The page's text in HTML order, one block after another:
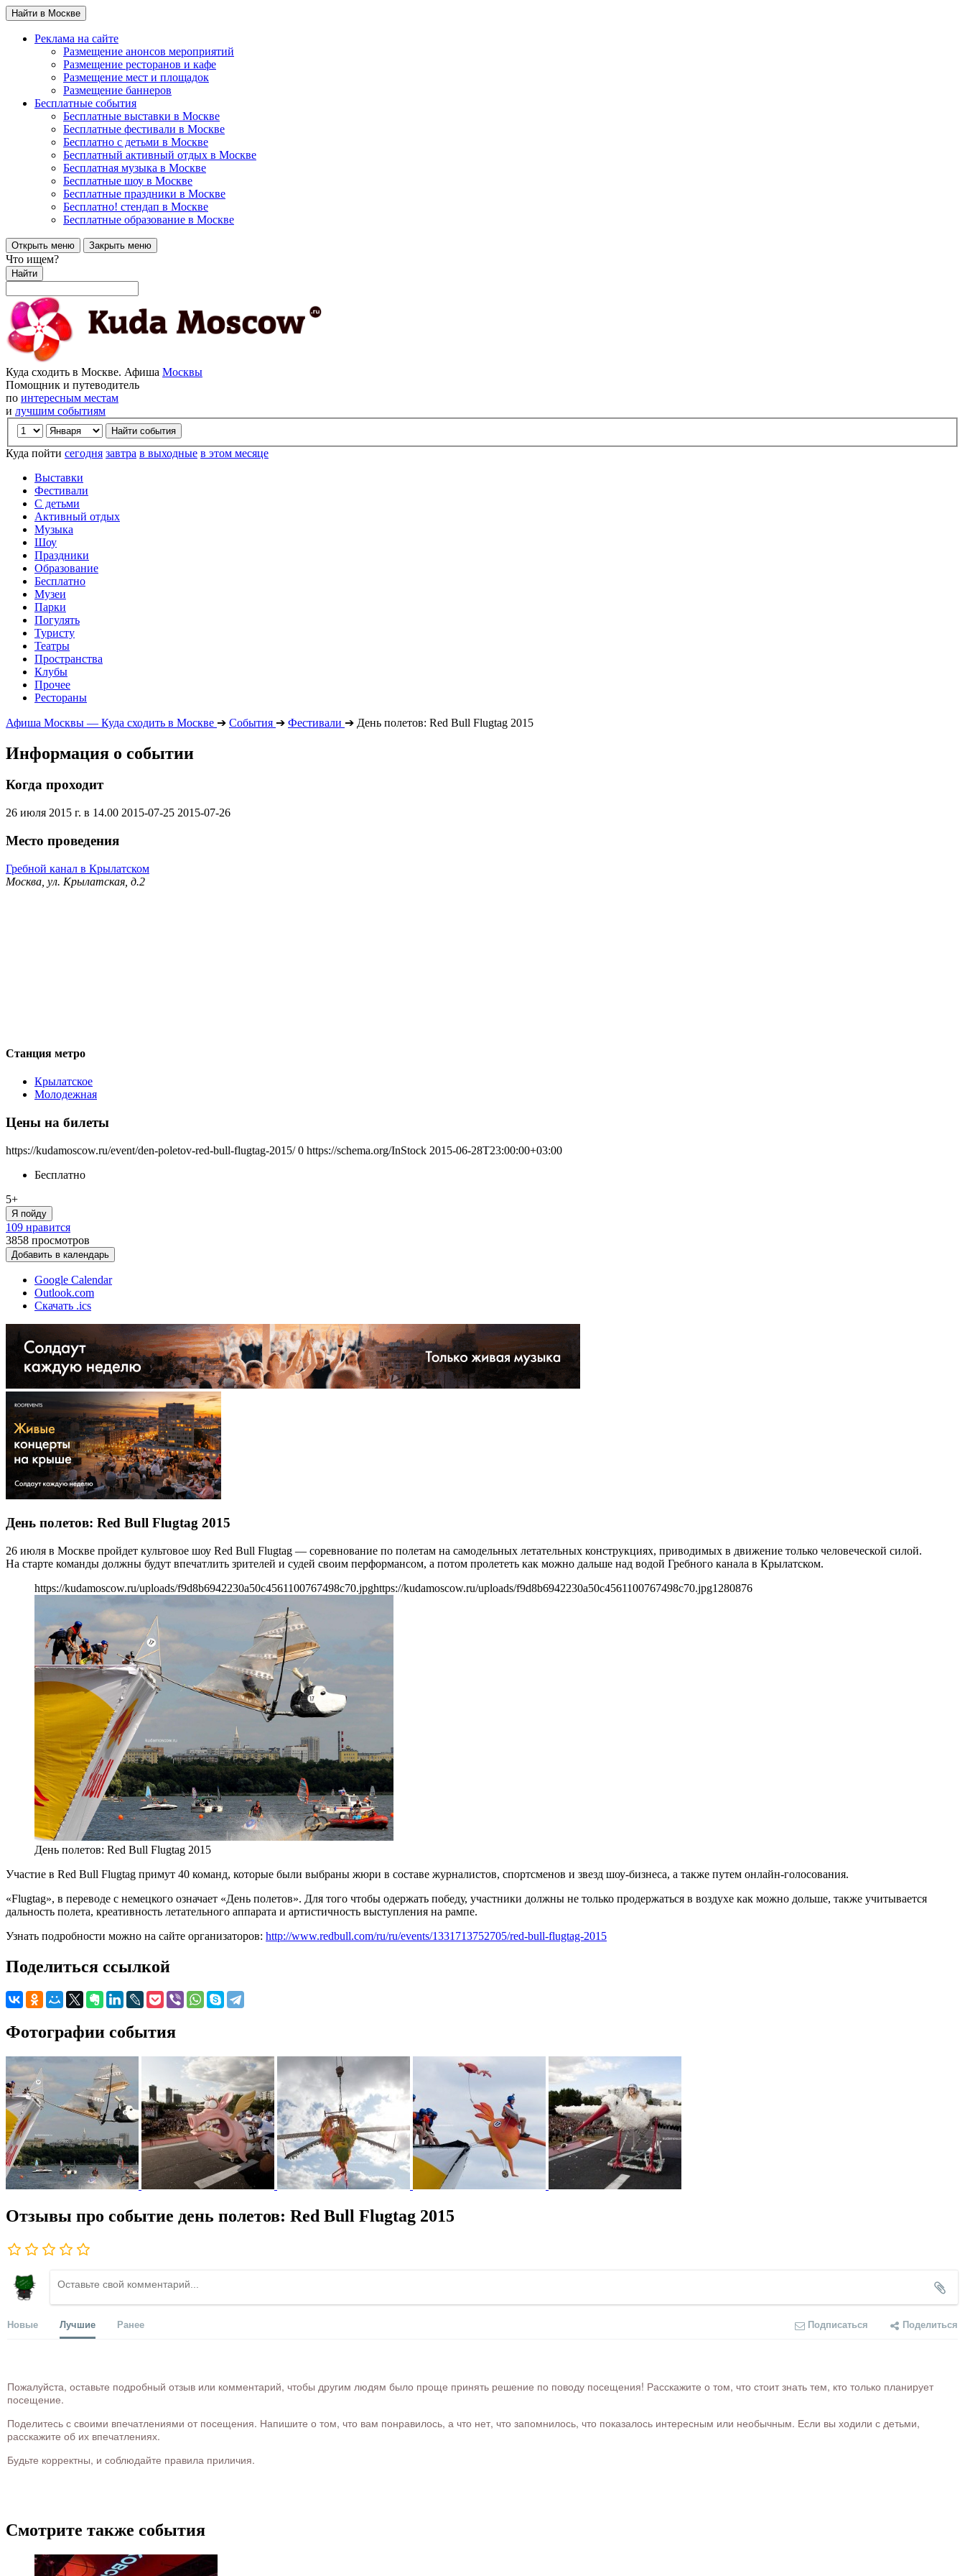
Найти в Москве
Реклама на сайте
Размещение анонсов мероприятий
Размещение ресторанов и кафе
Размещение мест и площадок
Размещение баннеров
Бесплатные события
Бесплатные выставки в Москве
Бесплатные фестивали в Москве
Бесплатно с детьми в Москве
Бесплатный активный отдых в Москве
Бесплатная музыка в Москве
Бесплатные шоу в Москве
Бесплатные праздники в Москве
Бесплатно! стендап в Москве
Бесплатные образование в Москве
Открыть меню Закрыть меню
Что ищем?
Найти
Куда сходить в Москве. Афиша Москвы
Помощник и путеводитель
по интересным местам
и лучшим событиям
Куда пойти сегодня завтра в выходные в этом месяце
Выставки
Фестивали
С детьми
Активный отдых
Музыка
Шоу
Праздники
Образование
Бесплатно
Музеи
Парки
Погулять
Туристу
Театры
Пространства
Клубы
Прочее
Рестораны
Афиша Москвы — Куда сходить в Москве ➔ События ➔ Фестивали ➔ День полетов: Red Bull Flugtag 2015
Информация о событии
Когда проходит
26 июля 2015 г. в 14.00 2015-07-25 2015-07-26
Место проведения
Гребной канал в Крылатском
Москва, ул. Крылатская, д.2
Станция метро
Крылатское
Молодежная
Цены на билеты
https://kudamoscow.ru/event/den-poletov-red-bull-flugtag-2015/ 0 https://schema.org/InStock 2015-06-28T23:00:00+03:00
Бесплатно
5+
Я пойду
109 нравится
3858 просмотров
Добавить в календарь
Google Calendar
Outlook.com
Скачать .ics
День полетов: Red Bull Flugtag 2015
26 июля в Москве пройдет культовое шоу Red Bull Flugtag — соревнование по полетам на самодельных летательных конструкциях, приводимых в движение только человеческой силой.
На старте команды должны будут впечатлить зрителей и судей своим перформансом, а потом пролететь как можно дальше над водой Гребного канала в Крылатском.
https://kudamoscow.ru/uploads/f9d8b6942230a50c4561100767498c70.jpghttps://kudamoscow.ru/uploads/f9d8b6942230a50c4561100767498c70.jpg1280876
День полетов: Red Bull Flugtag 2015
Участие в Red Bull Flugtag примут 40 команд, которые были выбраны жюри в составе журналистов, спортсменов и звезд шоу-бизнеса, а также путем онлайн-голосования.
«Flugtag», в переводе с немецкого означает «День полетов». Для того чтобы одержать победу, участники должны не только продержаться в воздухе как можно дольше, также учитывается
дальность полета, креативность летательного аппарата и артистичность выступления на рампе.
Узнать подробности можно на сайте организаторов: http://www.redbull.com/ru/ru/events/1331713752705/red-bull-flugtag-2015
Поделиться ссылкой
Фотографии события
Отзывы про событие день полетов: Red Bull Flugtag 2015
Новые Лучшие Ранее Подписаться Поделиться
Пожалуйста, оставьте подробный отзыв или комментарий, чтобы другим людям было проще принять решение по поводу посещения! Расскажите о том, что стоит знать тем, кто только планирует
посещение.
Поделитесь с своими впечатлениями от посещения. Напишите о том, что вам понравилось, а что нет, что запомнилось, что показалось интересным или необычным. Если вы ходили с детьми,
расскажите об их впечатлениях.
Будьте корректны, и соблюдайте правила приличия.
Смотрите также события